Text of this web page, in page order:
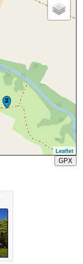
Leaflet
GPX